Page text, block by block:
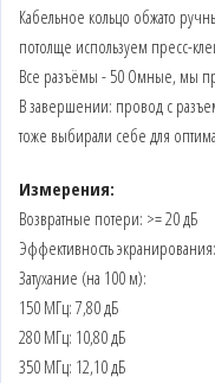
Кабельное кольцо обжато
потолще используем пресс-
Все разъёмы - 50 Омные, мы
В завершении: провод с
тоже выбирали себе для
Измерения:
Возвратные потери: >= 20 дБ
Эффективность
Затухание (на 100 м):
150 МГц: 7,80 дБ
280 МГц: 10,80 дБ
350 МГц: 12,10 дБ